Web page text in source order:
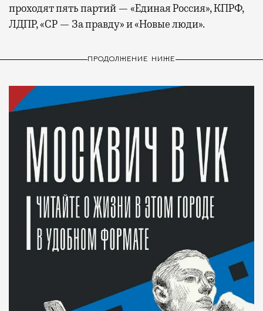
проходят пять партий — «Единая Россия», КПРФ,
ЛДПР, «СР — За правду» и «Новые люди».
ПРОДОЛЖЕНИЕ НИЖЕ